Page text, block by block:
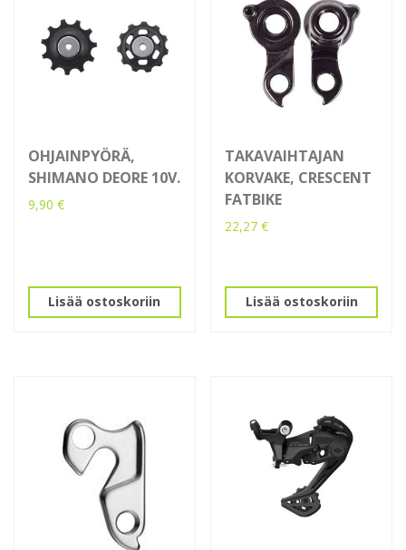
OHJAINPYÖRÄ,
SHIMANO DEORE 10V.
9,90 €
Lisää ostoskoriin
TAKAVAIHTAJAN
KORVAKE, CRESCENT
FATBIKE
22,27€
Lisää ostoskoriin